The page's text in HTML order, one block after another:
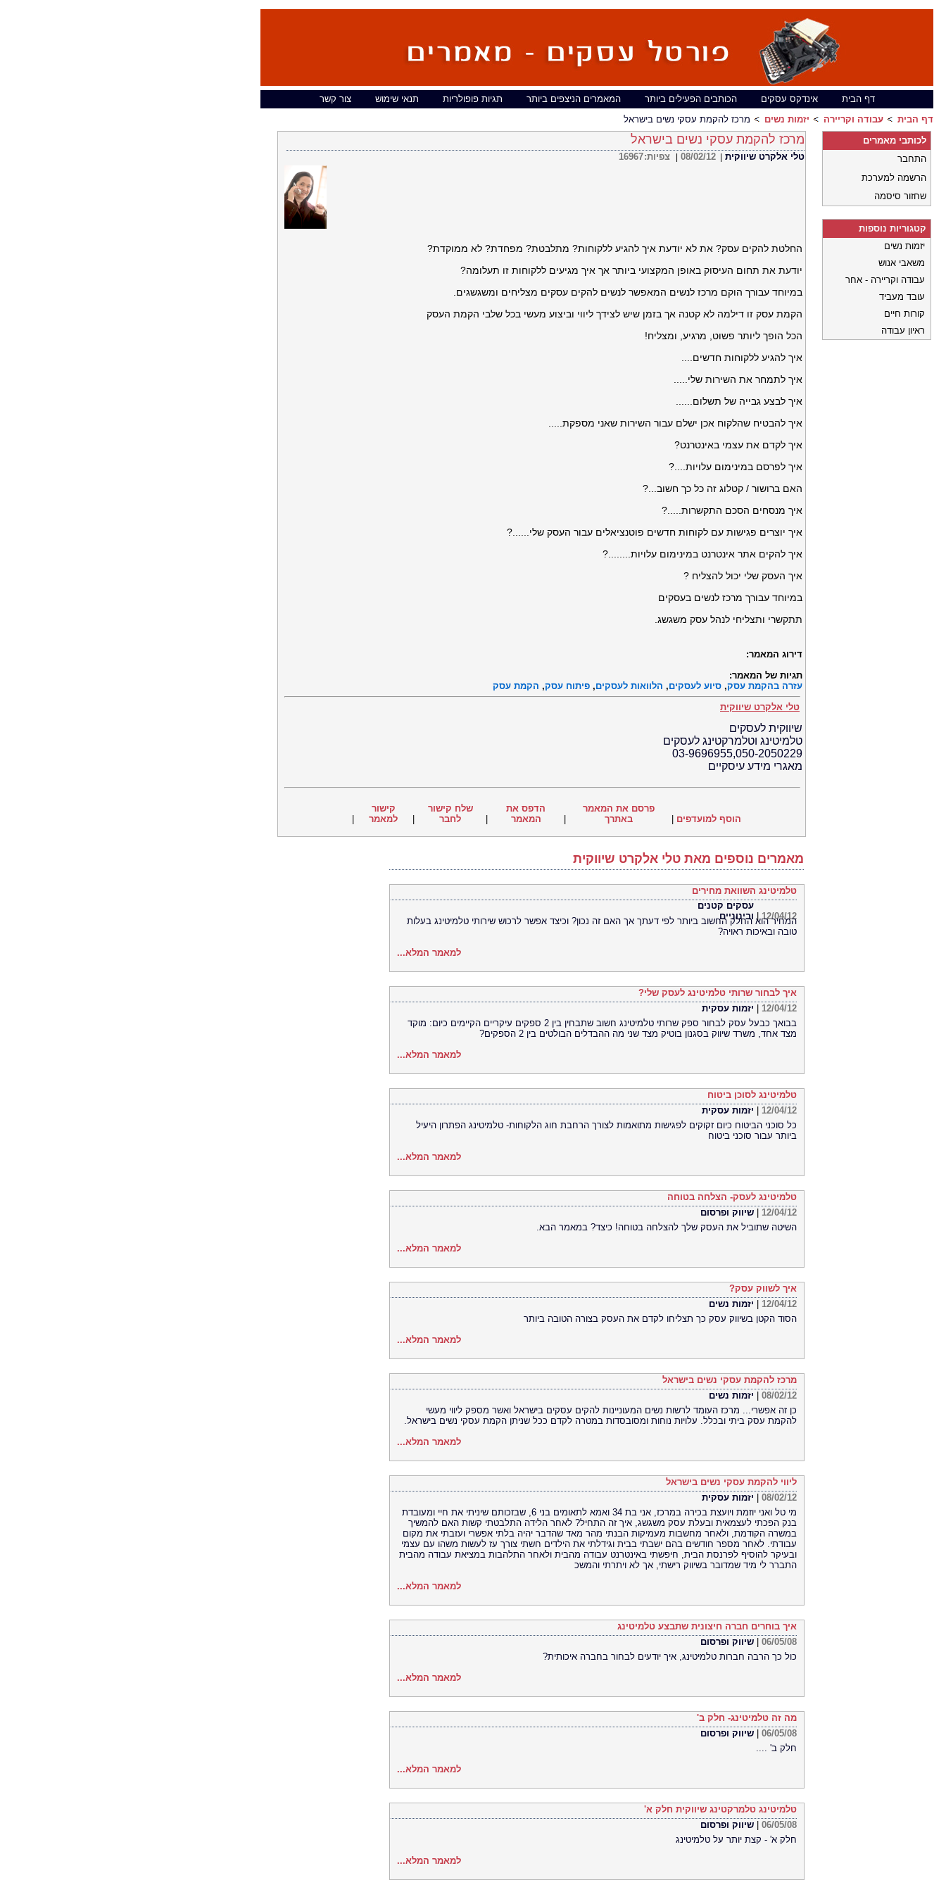
דף הבית אינדקס עסקים הכותבים הפעילים ביותר המאמרים הניצפים ביותר תגיות פופולריות תנאי שימוש
צור קשר
דף הבית
עבודה וקריירה יזמות נשים מרכז להקמת עסקי נשים בישראל
מרכז להקמת עסקי נשים בישראל
טלי אלקרט שיווקית 08/02/12 צפיות:16967
החלטת להקים עסק? את לא יודעת איך להגיע ללקוחות? מתלבטת? מפחדת? לא ממוקדת?
יודעת את תחום העיסוק באופן המקצועי ביותר אך איך מגיעים ללקוחות זו תעלומה?
במיוחד עבורך הוקם מרכז לנשים המאפשר לנשים להקים עסקים מצליחים ומשגשגים.
הקמת עסק זו דילמה לא קטנה אך בזמן שיש לצידך ליווי וביצוע מעשי בכל שלבי הקמת העסק
הכל הופך ליותר פשוט, מרגיע, ומצליח!
איך להגיע ללקוחות חדשים....
איך לתמחר את השירות שלי.....
איך לבצע גבייה של תשלום......
איך להבטיח שהלקוח אכן ישלם עבור השירות שאני מספקת.....
איך לקדם את עצמי באינטרנט?
איך לפרסם במינימום עלויות....?
האם ברושור / קטלוג זה כל כך חשוב...?
איך מנסחים הסכם התקשרות.....?
איך יוצרים פגישות עם לקוחות חדשים פוטנציאלים עבור העסק שלי......?
איך להקים אתר אינטרנט במינימום עלויות........?
איך העסק שלי יכול להצליח ?
במיוחד עבורך מרכז לנשים בעסקים
תתקשרי ותצליחי לנהל עסק משגשג.
דירוג המאמר:
תגיות של המאמר:
עזרה בהקמת עסק, סיוע לעסקים, הלוואות לעסקים, פיתוח עסק, הקמת עסק
טלי אלקרט שיווקית
שיווקית לעסקים
טלמיטינג וטלמרקטינג לעסקים
03-9696955,050-2050229
מאגרי מידע עיסקיים
הוסף למועדפים
פרסם את המאמר
באתרך
הדפס את
המאמר
שלח קישור
לחבר
קישור
למאמר
מאמרים נוספים מאת טלי אלקרט שיווקית
טלמיטינג השוואת מחירים
12/04/12
|
עסקים קטנים
ובינוניים
המחיר הוא החלק החשוב ביותר לפי דעתך אך האם זה נכון? וכיצד אפשר לרכוש שירותי טלמיטינג בעלות
טובה ובאיכות ראויה?
למאמר המלא...
איך לבחור שרותי טלמיטינג לעסק שלי?
12/04/12
יזמות עסקית
בבואך כבעל עסק לבחור ספק שרותי טלמיטינג חשוב שתבחין בין 2 ספקים עיקריים הקיימים כיום: מוקד
מצד אחד, משרד שיווק בסגנון בוטיק מצד שני מה ההבדלים הבולטים בין 2 הספקים?
למאמר המלא...
טלמיטינג לסוכן ביטוח
12/04/12
יזמות עסקית
כל סוכני הביטוח כיום זקוקים לפגישות מתואמות לצורך הרחבת חוג הלקוחות- טלמיטינג הפתרון היעיל
ביותר עבור סוכני ביטוח
למאמר המלא...
טלמיטינג לעסק- הצלחה בטוחה
12/04/12
שיווק ופרסום
השיטה שתוביל את העסק שלך להצלחה בטוחה! כיצד? במאמר הבא.
למאמר המלא...
איך לשווק עסק?
12/04/12
יזמות נשים
הסוד הקטן בשיווק עסק כך תצליחו לקדם את העסק בצורה הטובה ביותר
למאמר המלא...
מרכז להקמת עסקי נשים בישראל
08/02/12
יזמות נשים
כן זה אפשרי... מרכז העומד לרשות נשים המעוניינות להקים עסקים בישראל ואשר מספק ליווי מעשי
להקמת עסק ביתי ובכלל. עלויות נוחות ומסובסדות במטרה לקדם ככל שניתן הקמת עסקי נשים בישראל.
למאמר המלא...
ליווי להקמת עסקי נשים בישראל
08/02/12
יזמות עסקית
מי טל ואני יוזמת ויועצת בכירה במרכז, אני בת 34 ואמא לתאומים בני 6, שבזכותם שיניתי את חיי ומעובדת
בנק הפכתי לעצמאית ובעלת עסק משגשג, איך זה התחיל? לאחר הלידה התלבטתי קשות האם להמשיך
במשרה הקודמת, ולאחר מחשבות מעמיקות הבנתי מהר מאד שהדבר יהיה בלתי אפשרי ועזבתי את מקום
עבודתי. לאחר מספר חודשים בהם ישבתי בבית וגידלתי את הילדים חשתי צורך עז לעשות משהו עם עצמי
ובעיקר להוסיף לפרנסת הבית, חיפשתי באינטרנט עבודה מהבית ולאחר התלהבות במציאת עבודה מהבית
התברר לי מיד שמדובר בשיווק רישתי, אך לא ויתרתי והמשכ
למאמר המלא...
איך בוחרים חברה חיצונית שתבצע טלמיטינג
06/05/08
שיווק ופרסום
כול כך הרבה חברות טלמיטינג, איך יודעים לבחור בחברה איכותית?
למאמר המלא...
מה זה טלמיטינג- חלק ב'
06/05/08
שיווק ופרסום
חלק ב' ....
למאמר המלא...
טלמיטינג טלמרקטינג שיווקית חלק א'
06/05/08
שיווק ופרסום
חלק א' - קצת יותר על טלמיטינג
למאמר המלא...
לכותבי מאמרים
התחבר
הרשמה למערכת
שחזור סיסמה
קטגוריות נוספות
יזמות נשים
משאבי אנוש
עבודה וקריירה - אחר
עובד מעביד
קורות חיים
ראיון עבודה